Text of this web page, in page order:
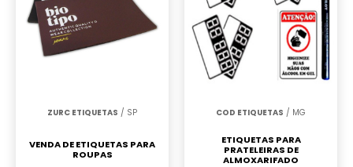
ZURC ETIQUETAS / SP
VENDA DE ETIQUETAS PARA
ROUPAS
COD ETIQUETAS / MG
ETIQUETAS PARA
PRATELEIRAS DE
ALMOXARIFADO